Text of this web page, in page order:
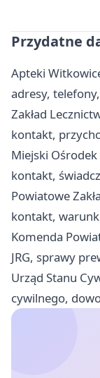
Przydatne
Apteki
adresy,
Zakład
kontakt,
Miejski Ośrodek
kontakt,
Powiatowe
kontakt,
Komenda
JRG, sprawy
Urząd Stanu
cywilnego,